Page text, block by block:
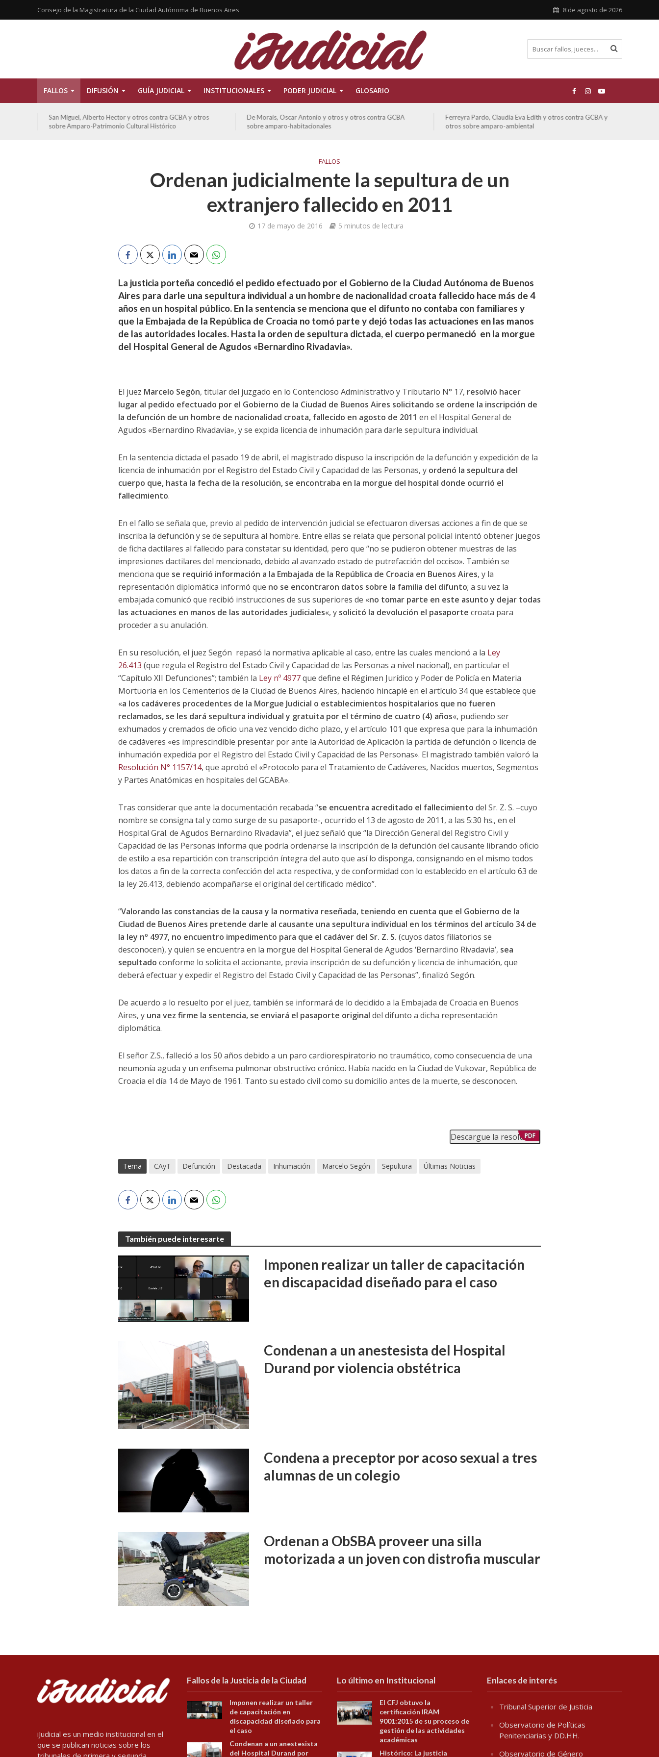
Consejo de la Magistratura de la Ciudad Autónoma de Buenos Aires 8 de agosto de 2026
FALLOS DIFUSIÓN GUÍA JUDICIAL INSTITUCIONALES PODER JUDICIAL GLOSARIO
San Miguel, Alberto Hector y otros contra GCBA y otros
sobre Amparo-Patrimonio Cultural Histórico
De Morais, Oscar Antonio y otros y otros contra GCBA
sobre amparo-habitacionales
Ferreyra Pardo, Claudia Eva Edith y otros contra GCBA y
otros sobre amparo-ambiental
FALLOS
Ordenan judicialmente la sepultura de un
extranjero fallecido en 2011
17 de mayo de 2016 5 minutos de lectura
La justicia porteña concedió el pedido efectuado por el Gobierno de la Ciudad Autónoma de Buenos
Aires para darle una sepultura individual a un hombre de nacionalidad croata fallecido hace más de 4
años en un hospital público. En la sentencia se menciona que el difunto no contaba con familiares y
que la Embajada de la República de Croacia no tomó parte y dejó todas las actuaciones en las manos
de las autoridades locales. Hasta la orden de sepultura dictada, el cuerpo permaneció en la morgue
del Hospital General de Agudos «Bernardino Rivadavia».
El juez Marcelo Segón, titular del juzgado en lo Contencioso Administrativo y Tributario N° 17, resolvió hacer
lugar al pedido efectuado por el Gobierno de la Ciudad de Buenos Aires solicitando se ordene la inscripción de
la defunción de un hombre de nacionalidad croata, fallecido en agosto de 2011 en el Hospital General de
Agudos «Bernardino Rivadavia», y se expida licencia de inhumación para darle sepultura individual.
En la sentencia dictada el pasado 19 de abril, el magistrado dispuso la inscripción de la defunción y expedición de la
licencia de inhumación por el Registro del Estado Civil y Capacidad de las Personas, y ordenó la sepultura del
cuerpo que, hasta la fecha de la resolución, se encontraba en la morgue del hospital donde ocurrió el
fallecimiento.
En el fallo se señala que, previo al pedido de intervención judicial se efectuaron diversas acciones a fin de que se
inscriba la defunción y se de sepultura al hombre. Entre ellas se relata que personal policial intentó obtener juegos
de ficha dactilares al fallecido para constatar su identidad, pero que “no se pudieron obtener muestras de las
impresiones dactilares del mencionado, debido al avanzado estado de putrefacción del occiso». También se
menciona que se requirió información a la Embajada de la República de Croacia en Buenos Aires, y la
representación diplomática informó que no se encontraron datos sobre la familia del difunto; a su vez la
embajada comunicó que recibió instrucciones de sus superiores de «no tomar parte en este asunto y dejar todas
las actuaciones en manos de las autoridades judiciales«, ysolicitó la devolución el pasaporte croata para
proceder a su anulación.
En su resolución, el juez Segón repasó la normativa aplicable al caso, entre las cuales mencionó a la Ley
26.413 (que regula el Registro del Estado Civil y Capacidad de las Personas a nivel nacional), en particular el
“Capítulo XII Defunciones”; también la Ley nº 4977que define el Régimen Jurídico y Poder de Policía en Materia
Mortuoria en los Cementerios de la Ciudad de Buenos Aires, haciendo hincapié en el artículo 34 que establece que
«a los cadáveres procedentes de la Morgue Judicial o establecimientos hospitalarios que no fueren
reclamados, se les dará sepultura individual y gratuita por el término de cuatro (4) años«, pudiendo ser
exhumados y cremados de oficio una vez vencido dicho plazo, y el artículo 101 que expresa que para la inhumación
de cadáveres «es imprescindible presentar por ante la Autoridad de Aplicación la partida de defunción o licencia de
inhumación expedida por el Registro del Estado Civil y Capacidad de las Personas». El magistrado también valoró la
Resolución N° 1157/14, que aprobó el «Protocolo para el Tratamiento de Cadáveres, Nacidos muertos, Segmentos
y Partes Anatómicas en hospitales del GCABA».
Tras considerar que ante la documentación recabada “se encuentra acreditado el fallecimiento del Sr. Z. S. –cuyo
nombre se consigna tal y como surge de su pasaporte-, ocurrido el 13 de agosto de 2011, a las 5:30 hs., en el
Hospital Gral. de Agudos Bernardino Rivadavia”, el juez señaló que “la Dirección General del Registro Civil y
Capacidad de las Personas informa que podría ordenarse la inscripción de la defunción del causante librando oficio
de estilo a esa repartición con transcripción íntegra del auto que así lo disponga, consignando en el mismo todos
los datos a fin de la correcta confección del acta respectiva, y de conformidad con lo establecido en el artículo 63 de
la ley 26.413, debiendo acompañarse el original del certificado médico”.
“Valorando las constancias de la causa y la normativa reseñada, teniendo en cuenta que el Gobierno de la
Ciudad de Buenos Aires pretende darle al causante una sepultura individual en los términos del artículo 34 de
la ley nº 4977, no encuentro impedimento para que el cadáver del Sr. Z. S. (cuyos datos filiatorios se
desconocen), y quien se encuentra en la morgue del Hospital General de Agudos ‘Bernardino Rivadavia’, sea
sepultado conforme lo solicita el accionante, previa inscripción de su defunción y licencia de inhumación, que
deberá efectuar y expedir el Registro del Estado Civil y Capacidad de las Personas”, finalizó Segón.
De acuerdo a lo resuelto por el juez, también se informará de lo decidido a la Embajada de Croacia en Buenos
Aires, y una vez firme la sentencia, se enviará el pasaporte original del difunto a dicha representación
diplomática.
El señor Z.S., falleció a los 50 años debido a un paro cardiorespiratorio no traumático, como consecuencia de una
neumonía aguda y un enfisema pulmonar obstructivo crónico. Había nacido en la Ciudad de Vukovar, República de
Croacia el día 14 de Mayo de 1961. Tanto su estado civil como su domicilio antes de la muerte, se desconocen.
Descargue la resolución
PDF
Tema CAyT Defunción Destacada Inhumación Marcelo Segón Sepultura Últimas Noticias
También puede interesarte
Imponen realizar un taller de capacitación
en discapacidad diseñado para el caso
Condenan a un anestesista del Hospital
Durand por violencia obstétrica
Condena a preceptor por acoso sexual a tres
alumnas de un colegio
Ordenan a ObSBA proveer una silla
motorizada a un joven con distrofia muscular
iJudicial es un medio institucional en el
que se publican noticias sobre los
Fallos de la Justicia de la Ciudad
Imponen realizar un taller
de capacitación en
discapacidad diseñado para
el caso
Condenan a un anestesista
del Hospital Durand por
Lo último en Institucional
El CFJ obtuvo la
certificación IRAM
9001:2015 de su proceso de
gestión de las actividades
académicas
Histórico: La justicia
Enlaces de interés
Tribunal Superior de Justicia
Observatorio de Políticas
Penitenciarias y DD.HH.
Observatorio de Género